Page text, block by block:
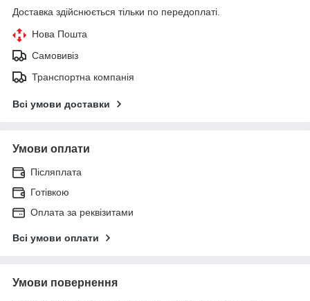
Доставка здійснюється тільки по передоплаті.
Нова Пошта
Самовивіз
Транспортна компанія
Всі умови доставки
Умови оплати
Післяплата
Готівкою
Оплата за реквізитами
Всі умови оплати
Умови повернення